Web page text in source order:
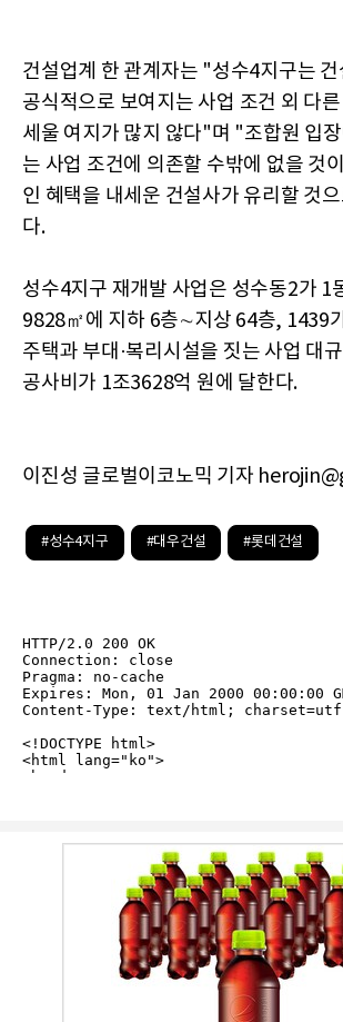
건설업계 한 관계자는 "성수4지구는 건
공식적으로 보여지는 사업 조건 외 다
세울 여지가 많지 않다"며 "조합원 입
는 사업 조건에 의존할 수밖에 없을 것
인 혜택을 내세운 건설사가 유리할 것
다.
성수4지구 재개발 사업은 성수동2가 1
9828㎡에 지하 6층∼지상 64층, 1439
주택과 부대·복리시설을 짓는 사업 대
공사비가 1조3628억 원에 달한다.
이진성 글로벌이코노믹 기자
#성수4지구 #대우건설 #롯데건설